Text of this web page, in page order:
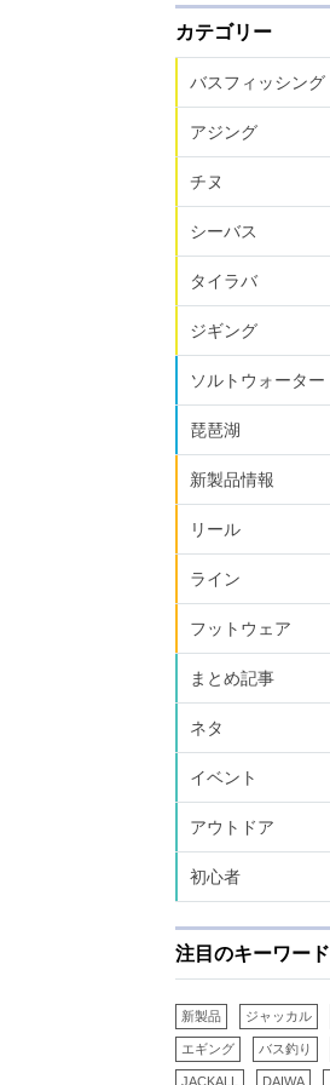
カテゴリー
バスフィッシング
アジング
チヌ
シーバス
タイラバ
ジギング
ソルトウォーター
琵琶湖
新製品情報
リール
ライン
フットウェア
まとめ記事
ネタ
イベント
アウトドア
初心者
注目のキーワード
新製品 ジャッカル
エギング バス釣り
JACKALL DAIWA